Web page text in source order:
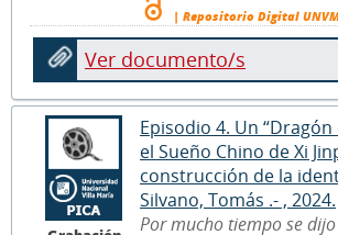
| Repositorio Digital
Ver documento/s
Episodio 4. Un
el Sueño Chino de Xi
construcción de la
Silvano, Tomás .- , 2024.
Por mucho tiempo se